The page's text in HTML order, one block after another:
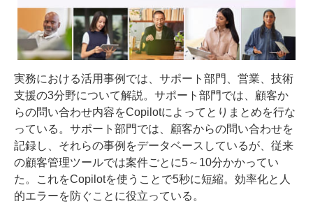
実務における活用事例では、サポート部門、営業、技術
支援の3分野について解説。サポート部門では、顧客か
らの問い合わせ内容をCopilotによってとりまとめを行な
っている。サポート部門では、顧客からの問い合わせを
記録し、それらの事例をデータベースしているが、従来
の顧客管理ツールでは案件ごとに5～10分かかってい
た。これをCopilotを使うことで5秒に短縮。効率化と人
的エラーを防ぐことに役立っている。